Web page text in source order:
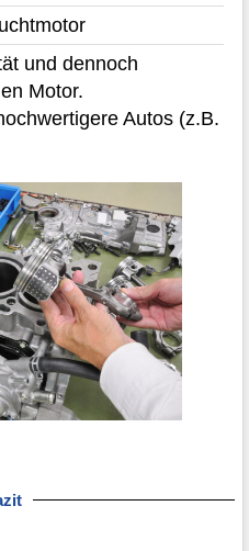
und dennoch
Motor.
Autos (z.B.